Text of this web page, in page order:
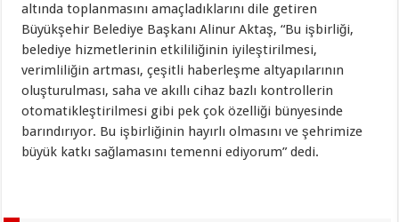
altında toplanmasını amaçladıklarını dile getiren
Büyükşehir Belediye Başkanı Alinur Aktaş, “Bu işbirliği,
belediye hizmetlerinin etkililiğinin iyileştirilmesi,
verimliliğin artması, çeşitli haberleşme altyapılarının
oluşturulması, saha ve akıllı cihaz bazlı kontrollerin
otomatikleştirilmesi gibi pek çok özelliği bünyesinde
barındırıyor. Bu işbirliğinin hayırlı olmasını ve şehrimize
büyük katkı sağlamasını temenni ediyorum” dedi.